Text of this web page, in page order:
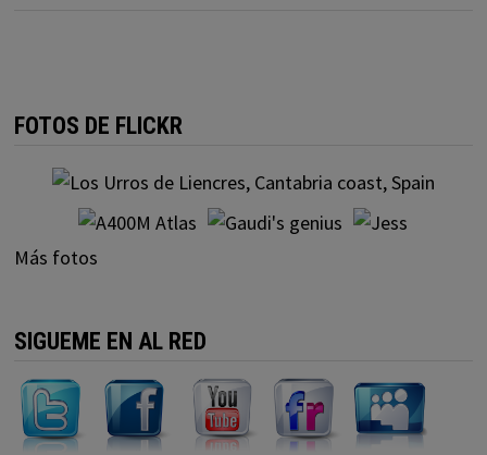
FOTOS DE FLICKR
Más fotos
SIGUEME EN AL RED